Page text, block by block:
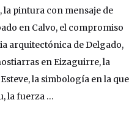
la pintura con mensaje de
en Calvo, el compromiso
arquitectónica de Delgado,
en Eizaguirre, la
la simbología en la que
la fuerza …